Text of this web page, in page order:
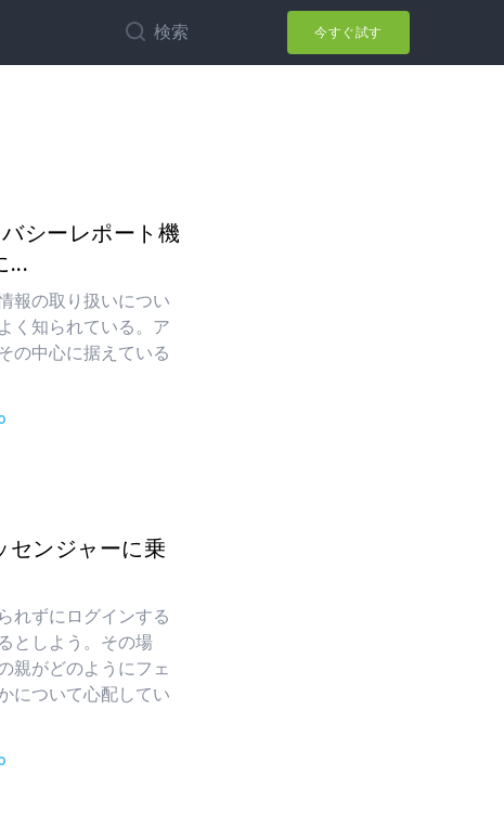
検索 今すぐ試す
シーレポート機
...
報の取り扱いについ
く知られている。ア
の中心に据えている
センジャーに乗
れずにログインする
としよう。その場
親がどのようにフェ
について心配してい